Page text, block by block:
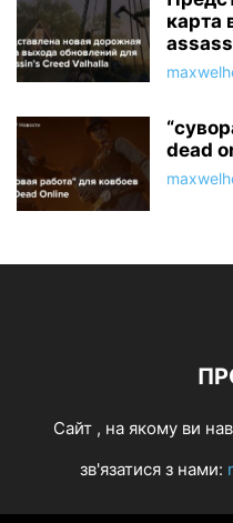
карта
dead
Cайт , на якому ви
зв'язатися з нами: